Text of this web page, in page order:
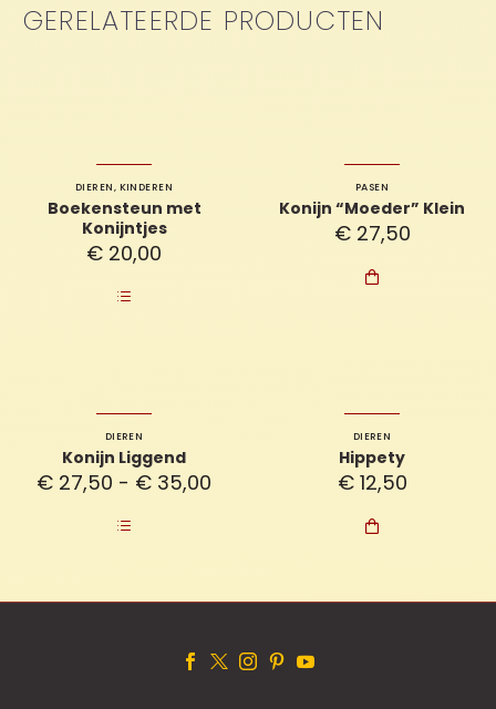
GERELATEERDE PRODUCTEN
DIEREN, KINDEREN
Boekensteun met
Konijntjes
€ 20,00
PASEN
Konijn “Moeder” Klein
€27,50

DIEREN
Konijn Liggend
€ 27,50 - € 35,00
DIEREN
Hippety
€12,50
